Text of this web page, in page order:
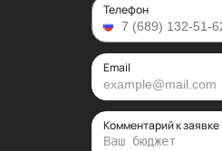
Телефон
Email
Комментарий к заявке